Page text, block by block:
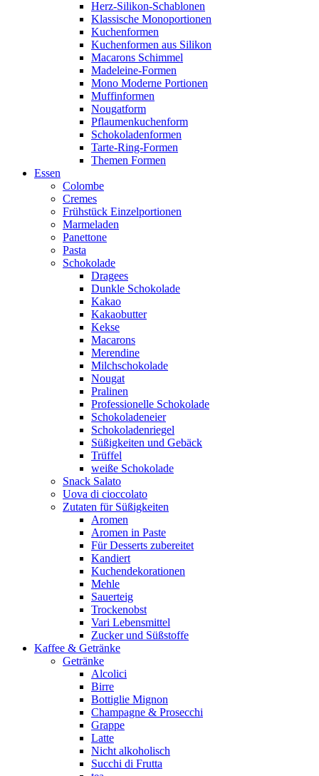
Herz-Silikon-Schablonen
Klassische Monoportionen
Kuchenformen
Kuchenformen aus Silikon
Macarons Schimmel
Madeleine-Formen
Mono Moderne Portionen
Muffinformen
Nougatform
Pflaumenkuchenform
Schokoladenformen
Tarte-Ring-Formen
Themen Formen
Essen
Colombe
Cremes
Frühstück Einzelportionen
Marmeladen
Panettone
Pasta
Schokolade
Dragees
Dunkle Schokolade
Kakao
Kakaobutter
Kekse
Macarons
Merendine
Milchschokolade
Nougat
Pralinen
Professionelle Schokolade
Schokoladeneier
Schokoladenriegel
Süßigkeiten und Gebäck
Trüffel
weiße Schokolade
Snack Salato
Uova di cioccolato
Zutaten für Süßigkeiten
Aromen
Aromen in Paste
Für Desserts zubereitet
Kandiert
Kuchendekorationen
Mehle
Sauerteig
Trockenobst
Vari Lebensmittel
Zucker und Süßstoffe
Kaffee & Getränke
Getränke
Alcolici
Birre
Bottiglie Mignon
Champagne & Prosecchi
Grappe
Latte
Nicht alkoholisch
Succhi di Frutta